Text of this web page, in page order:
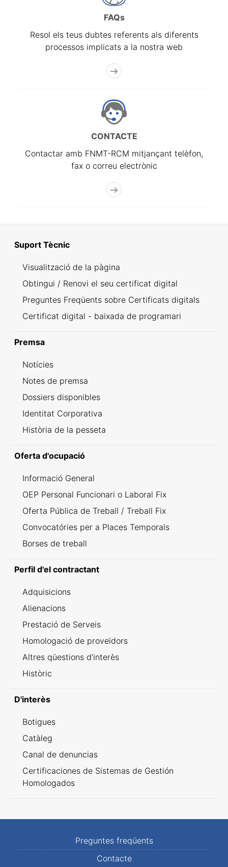
FAQs
Resol els teus dubtes referents als diferents
processos implicats a la nostra web
CONTACTE
Contactar amb FNMT-RCM mitjançant telèfon,
fax o correu electrònic
Suport Tècnic
Visualització de la pàgina
Obtingui / Renovi el seu certificat digital
Preguntes Freqüents sobre Certificats digitals
Certificat digital - baixada de programari
Premsa
Notícies
Notes de premsa
Dossiers disponibles
Identitat Corporativa
Història de la pesseta
Oferta d'ocupació
Informació General
OEP Personal Funcionari o Laboral Fix
Oferta Pública de Treball / Treball Fix
Convocatóries per a Places Temporals
Borses de treball
Perfil d'el contractant
Adquisicions
Alienacions
Prestació de Serveis
Homologació de proveïdors
Altres qüestions d'interès
Històric
D'interès
Botigues
Catàleg
Canal de denuncias
Certificaciones de Sistemas de Gestión
Homologados
Preguntes freqüents
Contacte